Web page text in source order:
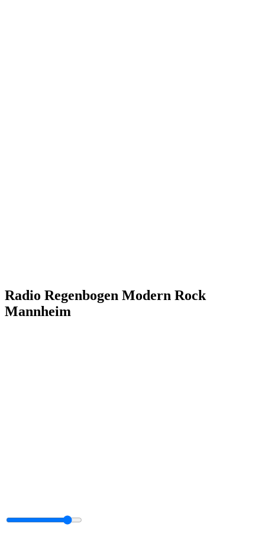
Radio Regenbogen Modern Rock
Mannheim